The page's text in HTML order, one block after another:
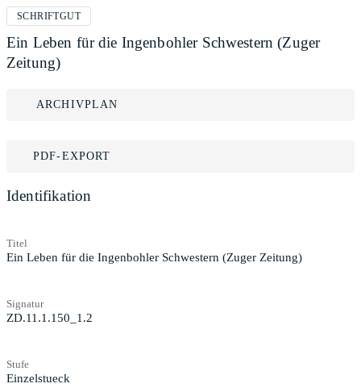
SCHRIFTGUT
Ein Leben für die Ingenbohler Schwestern (Zuger
Zeitung)
ARCHIVPLAN
PDF-EXPORT
Identifikation
Titel
Ein Leben für die Ingenbohler Schwestern (Zuger Zeitung)
Signatur
ZD.11.1.150_1.2
Stufe
Einzelstueck